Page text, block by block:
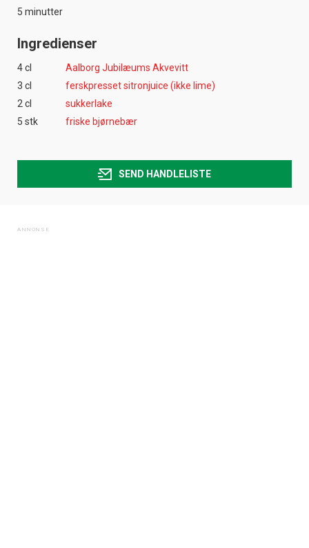
5 minutter
Ingredienser
4 cl
Aalborg Jubilæums Akvevitt
3 cl
ferskpresset sitronjuice (ikke lime)
2 cl
sukkerlake
5 stk
friske bjørnebær
SEND HANDLELISTE